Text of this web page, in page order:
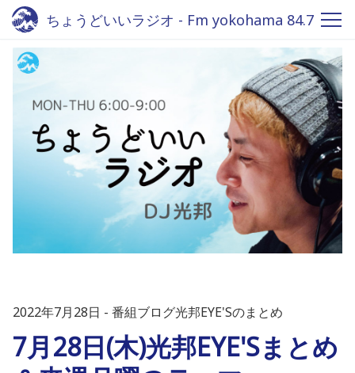
ちょうどいいラジオ - Fm yokohama 84.7
2022年7月28日 番組ブログ光邦EYE'Sのまとめ
7月28日(木)光邦EYE'Sまとめ